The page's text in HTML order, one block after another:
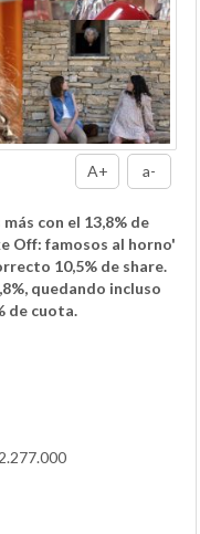
A+ a-
con el 13,8% de
Off: famosos al horno'
10,5% de share.
quedando incluso
de cuota.